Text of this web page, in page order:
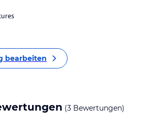
bearbeiten
(3 Bewertungen)